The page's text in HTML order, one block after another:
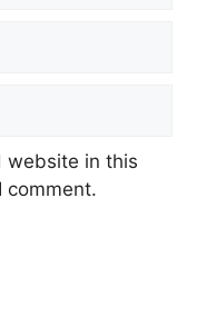
website in this
comment.